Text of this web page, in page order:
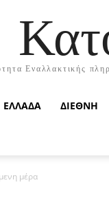
Εναλλακτικής
ΕΛΛΑΔΑ ΔΙΕΘΝΗ
μέρα